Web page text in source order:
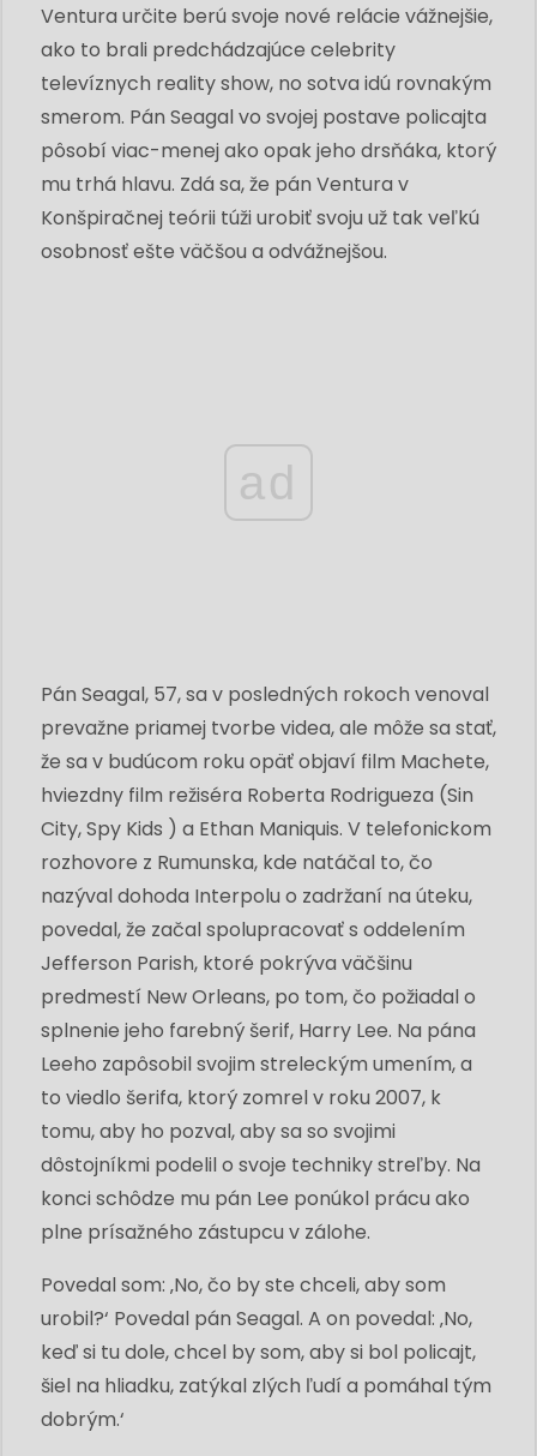
Ventura určite berú svoje nové relácie vážnejšie,
ako to brali predchádzajúce celebrity
televíznych reality show, no sotva idú rovnakým
smerom. Pán Seagal vo svojej postave policajta
pôsobí viac-menej ako opak jeho drsňáka, ktorý
mu trhá hlavu. Zdá sa, že pán Ventura v
Konšpiračnej teórii túži urobiť svoju už tak veľkú
osobnosť ešte väčšou a odvážnejšou.
ad
Pán Seagal, 57, sa v posledných rokoch venoval
prevažne priamej tvorbe videa, ale môže sa stať,
že sa v budúcom roku opäť objaví film Machete,
hviezdny film režiséra Roberta Rodrigueza (Sin
City, Spy Kids ) a Ethan Maniquis. V telefonickom
rozhovore z Rumunska, kde natáčal to, čo
nazýval dohoda Interpolu o zadržaní na úteku,
povedal, že začal spolupracovať s oddelením
Jefferson Parish, ktoré pokrýva väčšinu
predmestí New Orleans, po tom, čo požiadal o
splnenie jeho farebný šerif, Harry Lee. Na pána
Leeho zapôsobil svojim streleckým umením, a
to viedlo šerifa, ktorý zomrel v roku 2007, k
tomu, aby ho pozval, aby sa so svojimi
dôstojníkmi podelil o svoje techniky streľby. Na
konci schôdze mu pán Lee ponúkol prácu ako
plne prísažného zástupcu v zálohe.
Povedal som: ‚No, čo by ste chceli, aby som
urobil?‘ Povedal pán Seagal. A on povedal: ‚No,
keď si tu dole, chcel by som, aby si bol policajt, ​​
šiel na hliadku, zatýkal zlých ľudí a pomáhal tým
dobrým.‘